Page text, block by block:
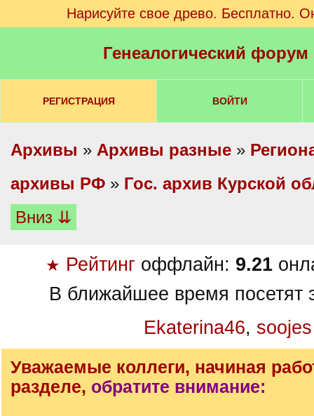
Нарисуйте свое древо. Бесплатно.
Генеалогический
РЕГИСТРАЦИЯ ВОЙТИ
Архивы » Архивы разные »
архивы РФ » Гос. архив Курской
Вниз ⇊
★ Рейтинг оффлайн: 9.21
В ближайшее время посетят
Ekaterina46, soojes
Уважаемые коллеги, начиная
разделе, обратите внимание: